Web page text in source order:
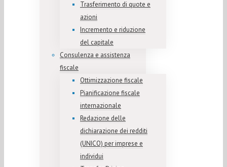
Trasferimento di quote e
azioni
Incremento e riduzione
del capitale
Consulenza e assistenza
fiscale
Ottimizzazione fiscale
Pianificazione fiscale
internazionale
Redazione delle
dichiarazione dei redditi
(UNICO) per imprese e
individui